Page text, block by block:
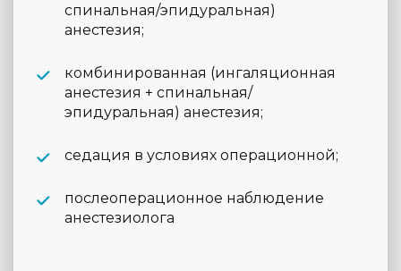
спинальная/эпидуральная)
анестезия;
комбинированная (ингаляционная
анестезия + спинальная/
эпидуральная) анестезия;
седация в условиях операционной;
послеоперационное наблюдение
анестезиолога